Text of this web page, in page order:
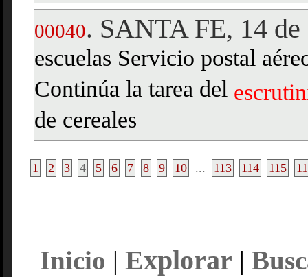
00040. SANTA FE, 14 de
escuelas Servicio postal
Continúa la tarea del
de cereales
1 2 3 4 5 6 7 8 9 10 ... 113 114 115
Inicio | Explorar |